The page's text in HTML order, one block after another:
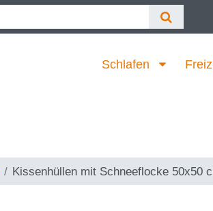
Schlafen
Kissenhüllen mit Schneeflocke 50x50